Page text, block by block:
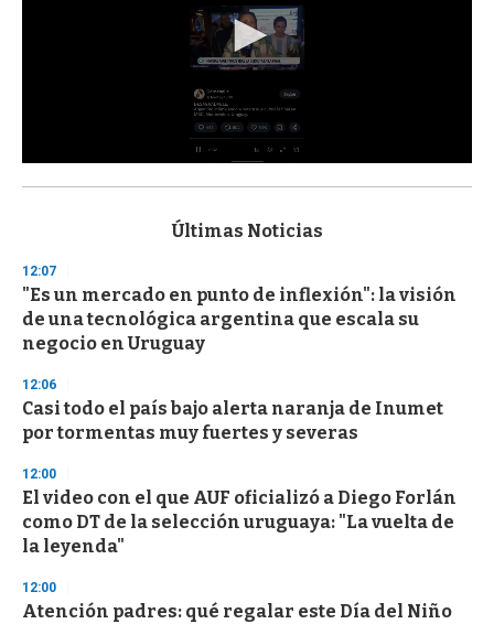
s
d
s
o
f
3
s
e
c
o
d
s
Últimas Noticias
12:07
"Es un mercado en punto de inflexión": la visión
de una tecnológica argentina que escala su
negocio en Uruguay
12:06
Casi todo el país bajo alerta naranja de Inumet
por tormentas muy fuertes y severas
12:00
El video con el que AUF oficializó a Diego Forlán
como DT de la selección uruguaya: "La vuelta de
la leyenda"
12:00
Atención padres: qué regalar este Día del Niño